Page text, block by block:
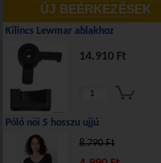
ÚJ BEÉRKEZÉSEK
Kilincs Lewmar ablakhoz
14.910 Ft
Póló női S hosszu ujjú
8.790 Ft